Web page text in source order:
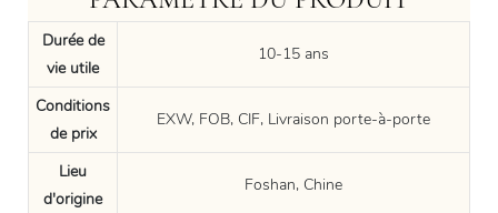
Durée de
vie utile
10-15 ans
Conditions
de prix
EXW, FOB, CIF, Livraison porte-à-porte
Lieu
d'origine
Foshan, Chine